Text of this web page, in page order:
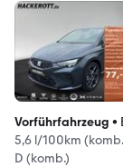
Vorführfahrzeug •
5,6 l/100km
D (komb.)